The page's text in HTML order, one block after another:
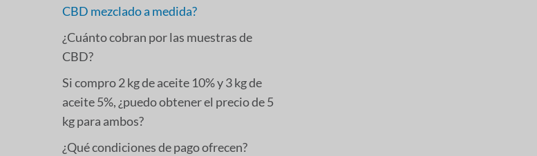
CBD mezclado a medida?
¿Cuánto cobran por las muestras de
CBD?
Si compro 2 kg de aceite 10% y 3 kg de
aceite 5%, ¿puedo obtener el precio de 5
kg para ambos?
¿Qué condiciones de pago ofrecen?